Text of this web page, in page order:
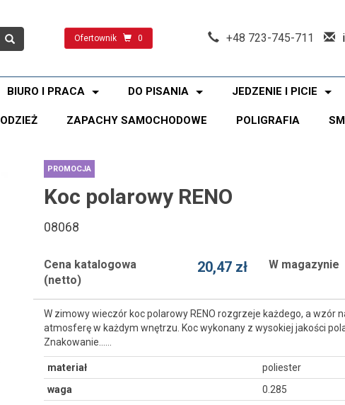
Ofertownik 0 +48 723-745-711
BIURO I PRACA DO PISANIA JEDZENIE I PICIE
ODZIEŻ ZAPACHY SAMOCHODOWE POLIGRAFIA
PROMOCJA
Koc polarowy RENO
08068
Cena katalogowa
(netto)
20,47 zł W magazynie
W zimowy wieczór koc polarowy RENO rozgrzeje każdego, a wzór
atmosferę w każdym wnętrzu. Koc wykonany z wysokiej jakości
Znakowanie...…
materiał
poliester
waga
0.285